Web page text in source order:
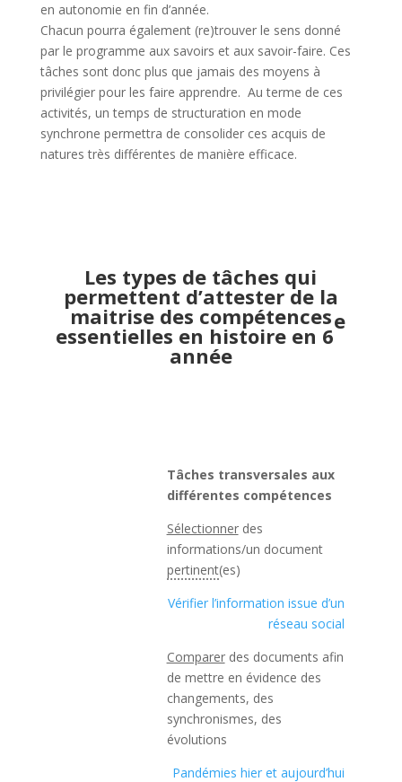
en autonomie en fin d’année.
Chacun pourra également (re)trouver le sens donné
par le programme aux savoirs et aux savoir-faire. Ces
tâches sont donc plus que jamais des moyens à
privilégier pour les faire apprendre. Au terme de ces
activités, un temps de structuration en mode
synchrone permettra de consolider ces acquis de
natures très différentes de manière efficace.
Les types de tâches qui
permettent d’attester de la
maitrise des compétences
essentielles en histoire en 6
e
année
Tâches transversales aux
différentes compétences
Sélectionnerdes
informations/un document
pertinent(es)
Vérifier l’information issue d’un
réseau social
Comparerdes documents afin
de mettre en évidence des
changements, des
synchronismes, des
évolutions
Pandémies hier et aujourd’hui